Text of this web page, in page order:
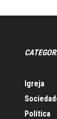
Igreja
Política